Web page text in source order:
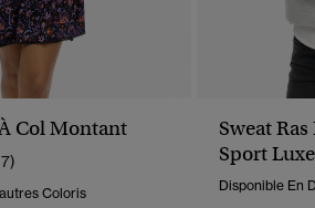
Col Montant
Coloris
Sweat
Sport Luxe
Disponible En